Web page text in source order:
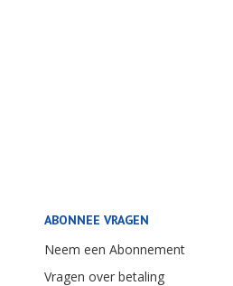
ABONNEE VRAGEN
Neem een Abonnement
Vragen over betaling